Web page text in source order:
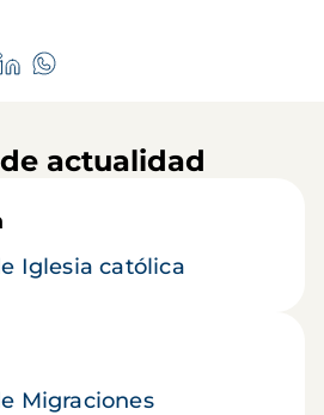
actualidad
Iglesia católica
Migraciones